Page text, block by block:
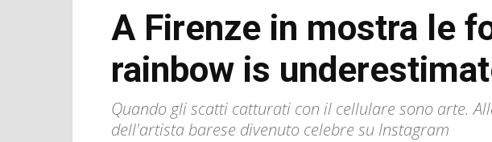
A Firenze in mostra le
rainbow is
Quando gli scatti catturati con il cellulare sono arte.
dell'artista barese divenuto celebre su Instagram